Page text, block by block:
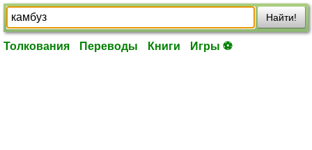
Найти!
Толкования Переводы Книги Игры ⚽